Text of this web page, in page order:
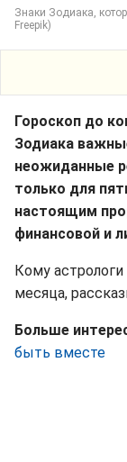
Знаки Зодиака,
Freepik)
Гороскоп до
Зодиака
неожиданные
только для
настоящим
финансовой и
Кому
месяца,
Больше
быть вместе